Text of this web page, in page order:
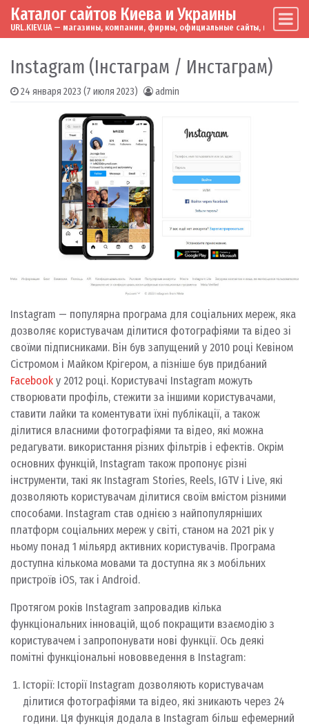
Skip to content
Main Navigation
Каталог сайтов Киева и Украины
URL.KIEV.UA — магазины, компании, фирмы, официальные сайты, мировые
Instagram (Інстаграм / Инстаграм)
24 января 2023 (7 июля 2023) admin
Instagram — популярна програма для соціальних мереж, яка
дозволяє користувачам ділитися фотографіями та відео зі
своїми підписниками. Він був запущений у 2010 році Кевіном
Сістромом і Майком Крігером, а пізніше був придбаний
Facebook у 2012 році. Користувачі Instagram можуть
створювати профіль, стежити за іншими користувачами,
ставити лайки та коментувати їхні публікації, а також
ділитися власними фотографіями та відео, які можна
редагувати. використання різних фільтрів і ефектів. Окрім
основних функцій, Instagram також пропонує різні
інструменти, такі як Instagram Stories, Reels, IGTV і Live, які
дозволяють користувачам ділитися своїм вмістом різними
способами. Instagram став однією з найпопулярніших
платформ соціальних мереж у світі, станом на 2021 рік у
ньому понад 1 мільярд активних користувачів. Програма
доступна кількома мовами та доступна як з мобільних
пристроїв iOS, так і Android.
Протягом років Instagram запровадив кілька
функціональних інновацій, щоб покращити взаємодію з
користувачем і запропонувати нові функції. Ось деякі
помітні функціональні нововведення в Instagram:
Історії: Історії Instagram дозволяють користувачам
ділитися фотографіями та відео, які зникають через 24
години. Ця функція додала в Instagram більш ефемерний